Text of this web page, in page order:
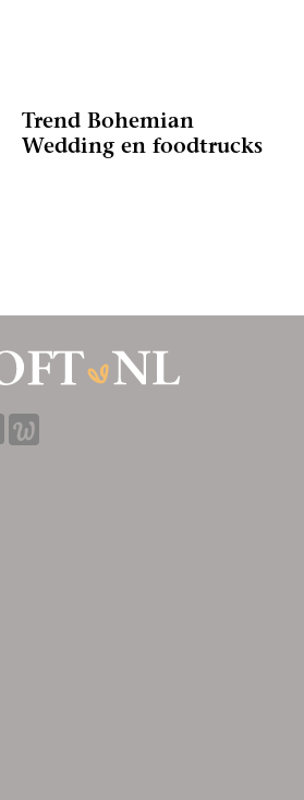
Trend Bohemian
Wedding en foodtrucks